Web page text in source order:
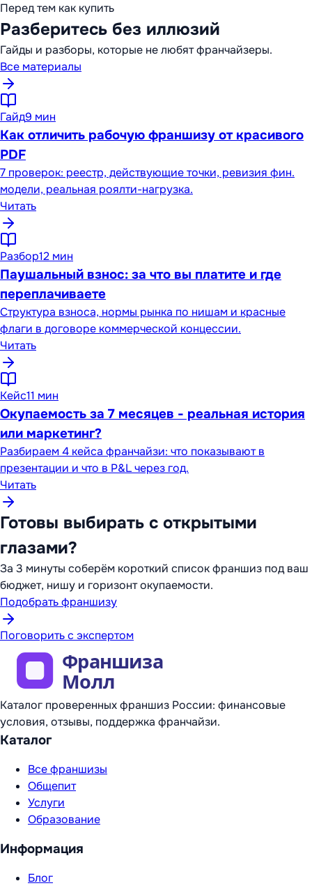
Перед тем как купить
Разберитесь без иллюзий
Гайды и разборы, которые не любят франчайзеры.
Все материалы
Гайд9 мин
Как отличить рабочую франшизу от красивого
PDF
7 проверок: реестр, действующие точки, ревизия фин.
модели, реальная роялти-нагрузка.
Читать
Разбор12 мин
Паушальный взнос: за что вы платите и где
переплачиваете
Структура взноса, нормы рынка по нишам и красные
флаги в договоре коммерческой концессии.
Читать
Кейс11 мин
Окупаемость за 7 месяцев - реальная история
или маркетинг?
Разбираем 4 кейса франчайзи: что показывают в
презентации и что в P&L через год.
Читать
Готовы выбирать с открытыми
глазами?
За 3 минуты соберём короткий список франшиз под ваш
бюджет, нишу и горизонт окупаемости.
Подобрать франшизу
Поговорить с экспертом
Каталог проверенных франшиз России: финансовые
условия, отзывы, поддержка франчайзи.
Каталог
Все франшизы
Общепит
Услуги
Образование
Информация
Блог